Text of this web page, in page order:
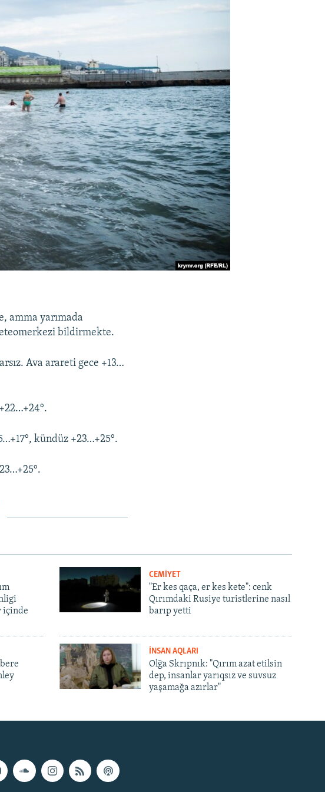
amma yarımada
bildirmekte.
Ava arareti gece +13…
kündüz +23…+25°.
içinde
CEMİYET
"Er kes qaça, er kes kete": cenk
Qırımdaki Rusiye turistlerine nasıl
barıp yetti
İNSAN AQLARI
Olğa Skrıpnık: "Qırım azat etilsin
dep, insanlar yarıqsız ve suvsuz
yaşamağa azırlar"